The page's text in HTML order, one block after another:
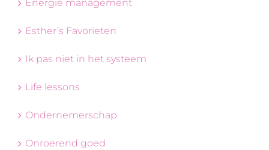
Energie management
Esther’s Favorieten
Ik pas niet in het systeem
Life lessons
Ondernemerschap
Onroerend goed